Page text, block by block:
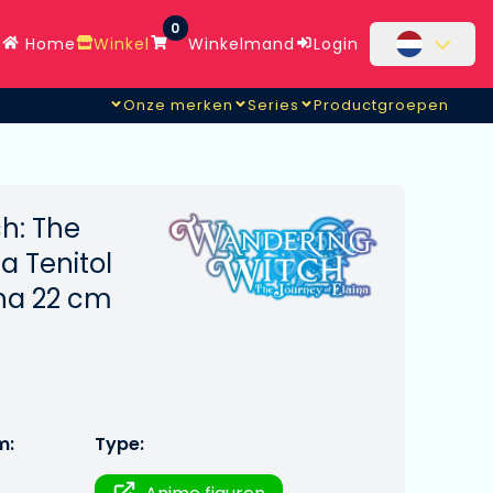
Home Winkel
0
Winkelmand Login
Onze merken Series Productgroepen
The
Tenitol
22 cm
Type: